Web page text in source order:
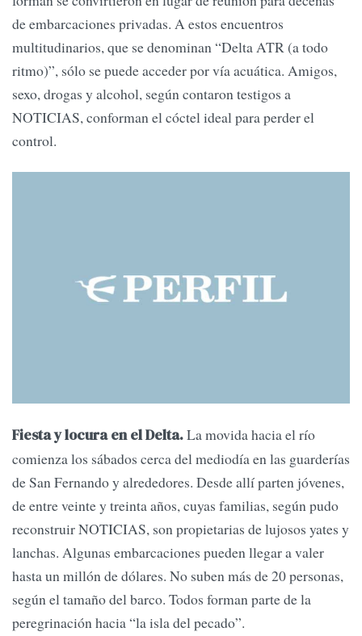
de embarcaciones privadas. A estos encuentros
multitudinarios, que se denominan “Delta ATR (a todo
ritmo)”, sólo se puede acceder por vía acuática. Amigos,
sexo, drogas y alcohol, según contaron testigos a
NOTICIAS, conforman el cóctel ideal para perder el
control.
Fiesta y locura en el Delta.La movida hacia el río
comienza los sábados cerca del mediodía en las guarderías
de San Fernando y alrededores. Desde allí parten jóvenes,
de entre veinte y treinta años, cuyas familias, según pudo
reconstruir NOTICIAS, son propietarias de lujosos yates y
lanchas. Algunas embarcaciones pueden llegar a valer
hasta un millón de dólares. No suben más de 20 personas,
según el tamaño del barco. Todos forman parte de la
peregrinación hacia “la isla del pecado”.